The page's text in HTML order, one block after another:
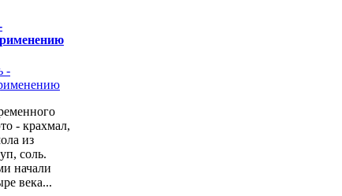
- крахмал,
из
соль.
начали
века...